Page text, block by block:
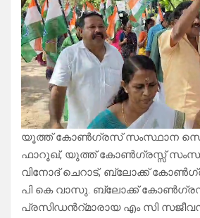
യൂത്ത് കോൺഗ്രസ് സംസ്ഥാന
ഫാറൂഖ്, യുത്ത് കോൺഗ്രസ്സ്
വിനോദ് ചെറാട്, ബ്ലോക്ക്
പി കെ വാസു. ബ്ലോക്ക്
പ്രസിഡൻറ്മാരായ എം സി